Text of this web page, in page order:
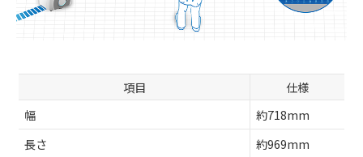
項目
仕様
幅
約718mm
長さ
約969mm